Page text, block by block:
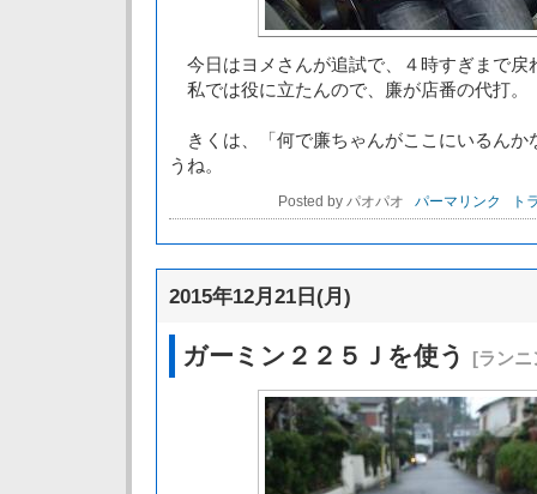
今日はヨメさんが追試で、４時すぎまで戻
私では役に立たんので、廉が店番の代打。
きくは、「何で廉ちゃんがここにいるんか
うね。
Posted by パオパオ パーマリンク ト
2015年12月21日(月)
ガーミン２２５Ｊを使う [ラン